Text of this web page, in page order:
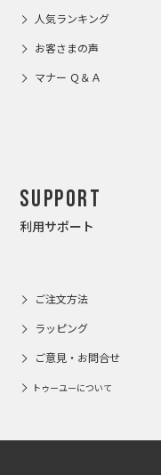
人気ランキング
お客さまの声
マナー Ｑ＆Ａ
Support
利用サポート
ご注文方法
ラッピング
ご意見・お問合せ
トゥーユーについて